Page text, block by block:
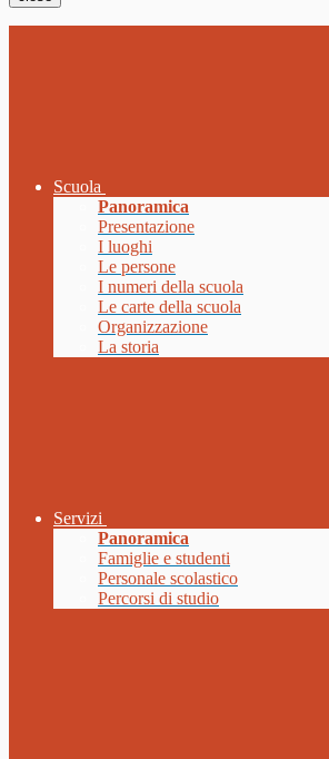
Scuola
Panoramica
Presentazione
I luoghi
Le persone
I numeri della scuola
Le carte della scuola
Organizzazione
La storia
Servizi
Panoramica
Famiglie e studenti
Personale scolastico
Percorsi di studio